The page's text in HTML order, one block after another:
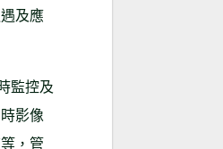
及應
監控及
影像
，管